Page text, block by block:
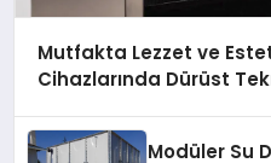
Mutfakta Lezzet ve
Cihazlarında Dürüst
Modüler Su